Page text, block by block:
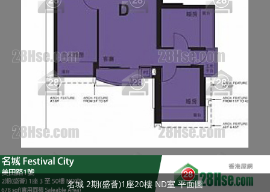
名城 2期(盛薈)1座20樓 ND室 平面圖